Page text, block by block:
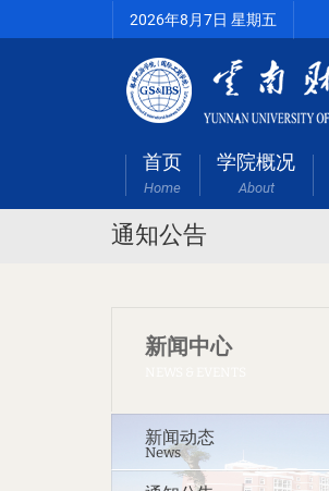
2026年8月7日 星期五
首页
Home
学院概况
About
通知公告
新闻中心
新闻动态
News